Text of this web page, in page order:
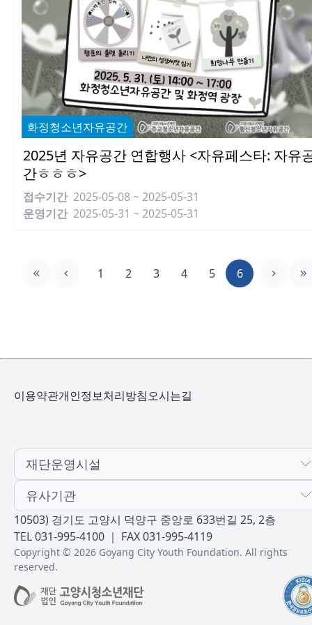
화정청소년자유공간
2025년 자유공간 연합행사 <자유페스타: 자유
간ㅎㅎㅎ>
접수기간 2025-05-08 ~ 2025-05-31
운영기간 2025-05-31 ~ 2025-05-31
1 2 3 4 5 6
10503) 경기도 고양시 덕양구 중앙로 633번길 25, 2층
TEL 031-995-4100 ｜ FAX 031-995-4119
Copyright © 2026 Goyang City Youth Foundation. All rights
reserved.
이용약관개인정보처리방침오시는길
재단운영시설
유사기관